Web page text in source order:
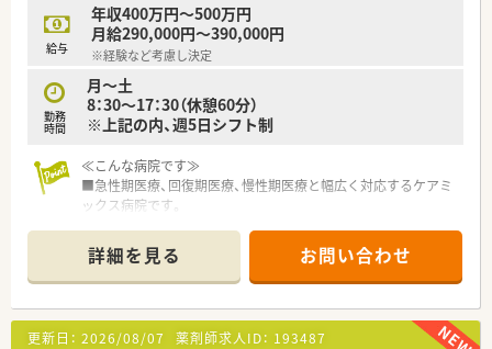
給与
年収400万円～500万円
月給290,000円～390,000円
※経験など考慮し決定
勤務
時間
月～土
8：30～17：30（休憩60分）
※上記の内、週5日シフト制
≪こんな病院です≫
■急性期医療、回復期医療、慢性期医療と幅広く対応するケアミ
ックス病院です。
す。
■内科系、外科系バランス良く、複数科目の診療を実施していま
す。
■グループ内の介護施設、近隣の医療機関とも連携し、地域の医
療介護を担う法人です。
詳細を見る お問い合わせ
更新日： 2026/08/07 薬剤師求人ID： 193487